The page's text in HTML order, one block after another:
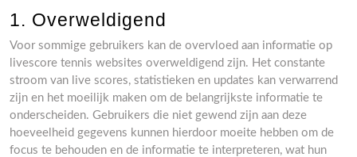
1. Overweldigend
Voor sommige gebruikers kan de overvloed aan informatie op
livescore tennis websites overweldigend zijn. Het constante
stroom van live scores, statistieken en updates kan verwarrend
zijn en het moeilijk maken om de belangrijkste informatie te
onderscheiden. Gebruikers die niet gewend zijn aan deze
hoeveelheid gegevens kunnen hierdoor moeite hebben om de
focus te behouden en de informatie te interpreteren, wat hun